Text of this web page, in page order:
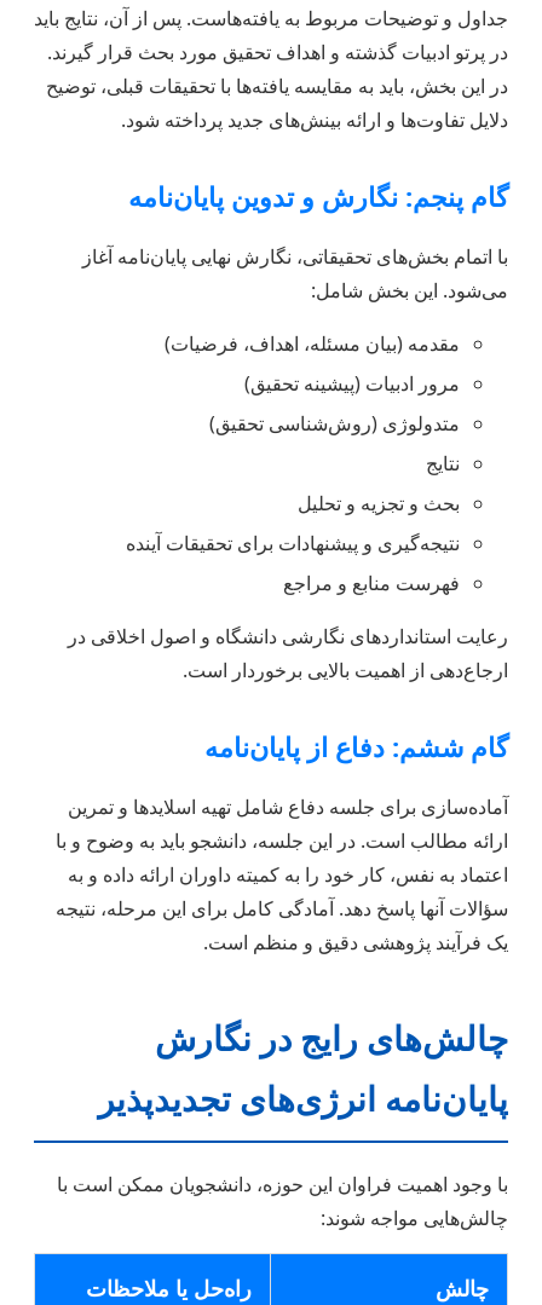
جداول و توضیحات مربوط به یافته‌هاست. پس از آن، نتایج باید
در پرتو ادبیات گذشته و اهداف تحقیق مورد بحث قرار گیرند.
در این بخش، باید به مقایسه یافته‌ها با تحقیقات قبلی، توضیح
دلایل تفاوت‌ها و ارائه بینش‌های جدید پرداخته شود.
گام پنجم: نگارش و تدوین پایان‌نامه
با اتمام بخش‌های تحقیقاتی، نگارش نهایی پایان‌نامه آغاز
می‌شود. این بخش شامل:
مقدمه (بیان مسئله، اهداف، فرضیات)
مرور ادبیات (پیشینه تحقیق)
متدولوژی (روش‌شناسی تحقیق)
نتایج
بحث و تجزیه و تحلیل
نتیجه‌گیری و پیشنهادات برای تحقیقات آینده
فهرست منابع و مراجع
رعایت استانداردهای نگارشی دانشگاه و اصول اخلاقی در
ارجاع‌دهی از اهمیت بالایی برخوردار است.
گام ششم: دفاع از پایان‌نامه
آماده‌سازی برای جلسه دفاع شامل تهیه اسلایدها و تمرین
ارائه مطالب است. در این جلسه، دانشجو باید به وضوح و با
اعتماد به نفس، کار خود را به کمیته داوران ارائه داده و به
سؤالات آنها پاسخ دهد. آمادگی کامل برای این مرحله، نتیجه
یک فرآیند پژوهشی دقیق و منظم است.
چالش‌های رایج در نگارش
پایان‌نامه انرژی‌های تجدیدپذیر
با وجود اهمیت فراوان این حوزه، دانشجویان ممکن است با
چالش‌هایی مواجه شوند:
چالش راه‌حل یا ملاحظات